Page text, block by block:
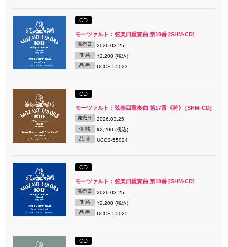
CD
モーツァルト：弦楽四重奏曲 第10番 [SHM-CD]
発売日 2026.03.25
価 格 ¥2,200 (税込)
品 番 UCCS-55023
CD
モーツァルト：弦楽四重奏曲 第17番《狩》 [SHM-CD]
発売日 2026.03.25
価 格 ¥2,200 (税込)
品 番 UCCS-55024
CD
モーツァルト：弦楽四重奏曲 第18番 [SHM-CD]
発売日 2026.03.25
価 格 ¥2,200 (税込)
品 番 UCCS-55025
CD